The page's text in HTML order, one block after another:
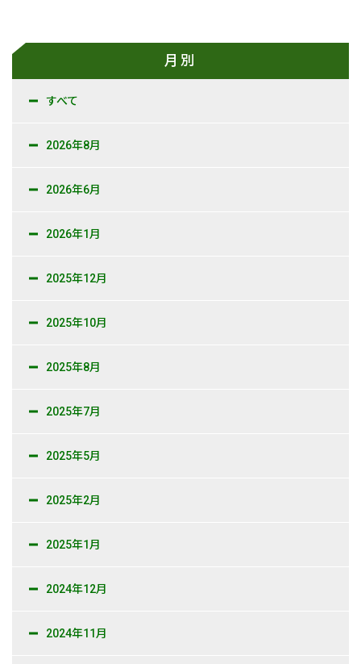
月別
すべて
2026年8月
2026年6月
2026年1月
2025年12月
2025年10月
2025年8月
2025年7月
2025年5月
2025年2月
2025年1月
2024年12月
2024年11月